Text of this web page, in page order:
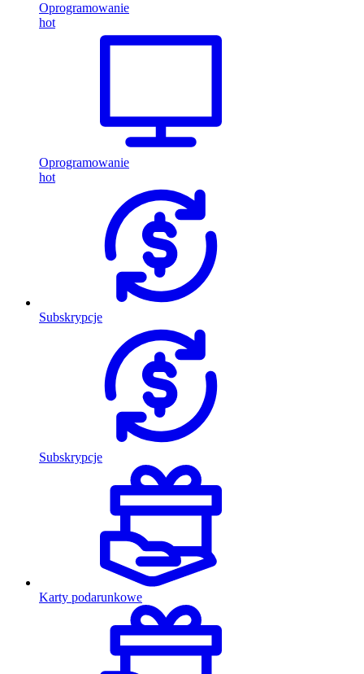
Oprogramowanie
hot
Oprogramowanie
hot
Subskrypcje
Subskrypcje
Karty podarunkowe